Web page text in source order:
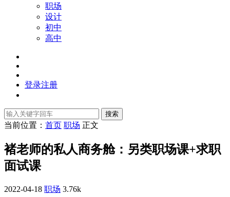
职场
设计
初中
高中
登录注册
搜索
当前位置： 首页 职场 正文
褚老师的私人商务舱：另类职场课+求职
面试课
2022-04-18 职场 3.76k